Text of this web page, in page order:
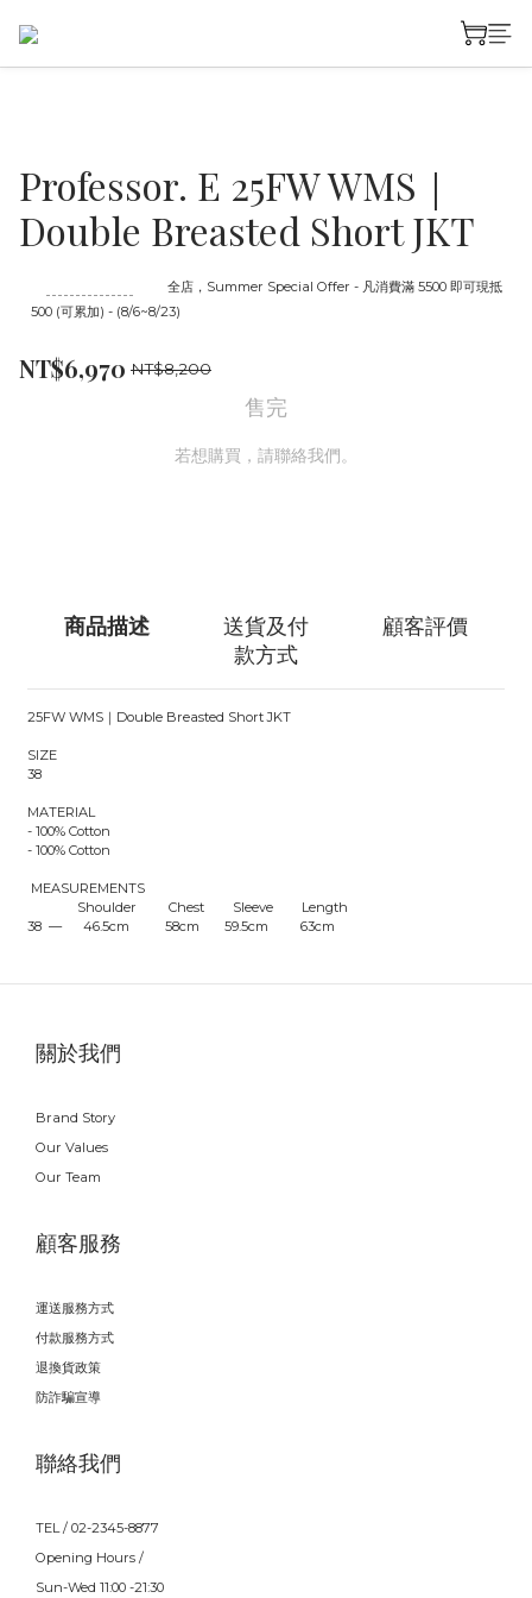
Professor. E 25FW WMS｜
Double Breasted Short JKT
全店，Summer Special Offer - 凡消費滿 5500 即可現抵
500 (可累加) - (8/6~8/23)
NT$6,970 NT$8,200
售完
若想購買，請聯絡我們。
商品描述
送貨及付
款方式
顧客評價
25FW WMS｜Double Breasted Short JKT
SIZE
38
MATERIAL
- 100% Cotton
- 100% Cotton
MEASUREMENTS
Shoulder Chest Sleeve Length
38 — 46.5cm 58cm 59.5cm 63cm
關於我們
Brand Story
Our Values
Our Team
顧客服務
運送服務方式
付款服務方式
退換貨政策
防詐騙宣導
聯絡我們
TEL / 02-2345-8877
Opening Hours /
Sun-Wed 11:00 -21:30